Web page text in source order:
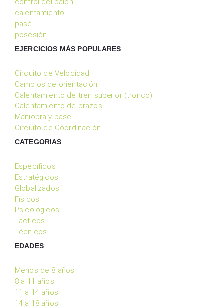
control del balon
calentamiento
pasé
posesión
EJERCICIOS MÁS POPULARES
Circuito de Velocidad
Cambios de orientación
Calentamiento de tren superior (tronco)
Calentamiento de brazos
Maniobra y pase
Circuito de Coordinación
CATEGORIAS
Específicos
Estratégicos
Globalizados
Físicos
Psicológicos
Tácticos
Técnicos
EDADES
Menos de 8 años
8 a 11 años
11 a 14 años
14 a 18 años